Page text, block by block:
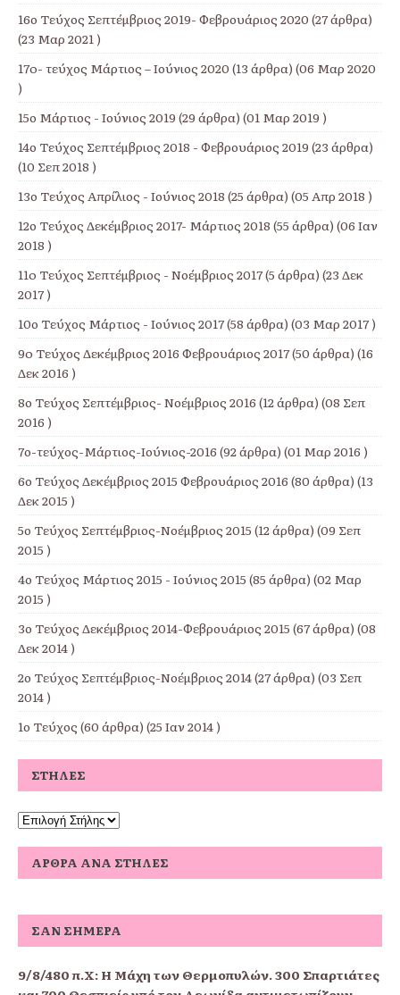
16ο Τεύχος Σεπτέμβριος 2019- Φεβρουάριος 2020 (27 άρθρα)
(23 Μαρ 2021 )
17o- τεύχος Μάρτιος – Ιούνιος 2020 (13 άρθρα) (06 Μαρ 2020
)
15ο Μάρτιος - Ιούνιος 2019 (29 άρθρα) (01 Μαρ 2019 )
14ο Τεύχος Σεπτέμβριος 2018 - Φεβρουάριος 2019 (23 άρθρα)
(10 Σεπ 2018 )
13ο Τεύχος Απρίλιος - Ιούνιος 2018 (25 άρθρα) (05 Απρ 2018 )
12ο Τεύχος Δεκέμβριος 2017- Μάρτιος 2018 (55 άρθρα) (06 Ιαν
2018 )
11o Τεύχος Σεπτέμβριος - Νοέμβριος 2017(5 άρθρα) (23 Δεκ
2017 )
10ο Τεύχος Μάρτιος - Ιούνιος 2017(58 άρθρα) (03 Μαρ 2017 )
9o Τεύχος Δεκέμβριος 2016 Φεβρουάριος 2017(50 άρθρα) (16
Δεκ 2016 )
8ο Τεύχος Σεπτέμβριος- Νοέμβριος 2016 (12 άρθρα) (08 Σεπ
2016 )
7ο-τεύχος-Μάρτιος-Ιούνιος-2016 (92 άρθρα) (01 Μαρ 2016 )
6ο Τεύχος Δεκέμβριος 2015 Φεβρουάριος 2016 (80 άρθρα) (13
Δεκ 2015 )
5ο Τεύχος Σεπτέμβριος-Νοέμβριος 2015 (12 άρθρα) (09 Σεπ
2015 )
4ο Τεύχος Μάρτιος 2015 - Ιούνιος 2015 (85 άρθρα) (02 Μαρ
2015 )
3ο Τεύχος Δεκέμβριος 2014-Φεβρουάριος 2015 (67 άρθρα) (08
Δεκ 2014 )
2ο Τεύχος Σεπτέμβριος-Νοέμβριος 2014(27 άρθρα) (03 Σεπ
2014 )
1ο Τεύχος (60 άρθρα) (25 Ιαν 2014 )
ΣΤΉΛΕΣ
ΆΡΘΡΑ ΑΝΆ ΣΤΉΛΕΣ
ΣΑΝ ΣΉΜΕΡΑ
9/8/480 π.Χ: Η Μάχη των Θερμοπυλών. 300 Σπαρτιάτες